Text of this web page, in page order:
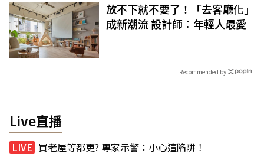
放不下就不要了！「去客廳化」
成新潮流 設計師：年輕人最愛
Recommended by
Live直播
買老屋等都更? 專家示警：小心這陷阱！